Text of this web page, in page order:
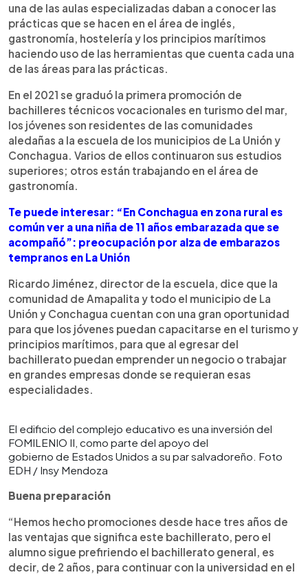
una de las aulas especializadas daban a conocer las
prácticas que se hacen en el área de inglés,
gastronomía, hostelería y los principios marítimos
haciendo uso de las herramientas que cuenta cada una
de las áreas para las prácticas.
En el 2021 se graduó la primera promoción de
bachilleres técnicos vocacionales en turismo del mar,
los jóvenes son residentes de las comunidades
aledañas a la escuela de los municipios de La Unión y
Conchagua. Varios de ellos continuaron sus estudios
superiores; otros están trabajando en el área de
gastronomía.
Te puede interesar: “En Conchagua en zona rural es
común ver a una niña de 11 años embarazada que se
acompañó”: preocupación por alza de embarazos
tempranos en La Unión
Ricardo Jiménez, director de la escuela, dice que la
comunidad de Amapalita y todo el municipio de La
Unión y Conchagua cuentan con una gran oportunidad
para que los jóvenes puedan capacitarse en el turismo y
principios marítimos, para que al egresar del
bachillerato puedan emprender un negocio o trabajar
en grandes empresas donde se requieran esas
especialidades.
El edificio del complejo educativo es una inversión del
FOMILENIO II, como parte del apoyo del
gobierno de Estados Unidos a su par salvadoreño. Foto
EDH / Insy Mendoza
Buena preparación
“Hemos hecho promociones desde hace tres años de
las ventajas que significa este bachillerato, pero el
alumno sigue prefiriendo el bachillerato general, es
decir, de 2 años, para continuar con la universidad en el